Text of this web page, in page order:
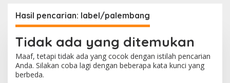
Hasil pencarian: label/palembang
Tidak ada yang ditemukan
Maaf, tetapi tidak ada yang cocok dengan istilah pencarian
Anda. Silakan coba lagi dengan beberapa kata kunci yang
berbeda.